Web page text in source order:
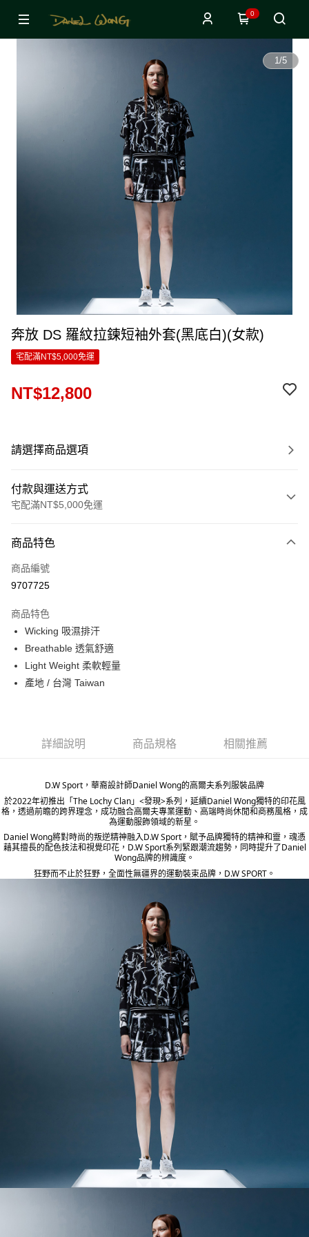
0
1/5
奔放 DS 羅紋拉鍊短袖外套(黑底白)(女款)
宅配滿NT$5,000免運
NT$12,800
請選擇商品選項
付款與運送方式
宅配滿NT$5,000免運
信用卡一次付款
LINE Pay
ATM付款
運送方式
宅配
每筆NT$120，滿NT$5,000(含以上)免運費
商品特色
商品編號
9707725
商品特色
Wicking 吸濕排汗
Breathable 透氣舒適
Light Weight 柔軟輕量
產地 / 台灣 Taiwan
詳細說明 商品規格 相關推薦
D.W Sport，華裔設計師Daniel Wong的高爾夫系列服裝品牌
於2022年初推出「The Lochy Clan」<發現>系列，延續Daniel Wong獨特的印花風
格，透過前瞻的跨界理念，成功融合高爾夫專業運動、高端時尚休閒和商務風格，成
為運動服飾領域的新星。
Daniel Wong將對時尚的叛逆精神融入D.W Sport，賦予品牌獨特的精神和靈，魂憑
藉其擅長的配色技法和視覺印花，D.W Sport系列緊跟潮流趨勢，同時提升了Daniel
Wong品牌的辨識度。
狂野而不止於狂野，全面性無疆界的運動裝束品牌，D.W SPORT。